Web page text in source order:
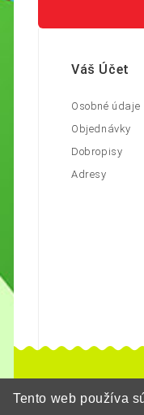
Tento web používa
Váš Účet
Osobné údaje
Objednávky
Dobropisy
Adresy